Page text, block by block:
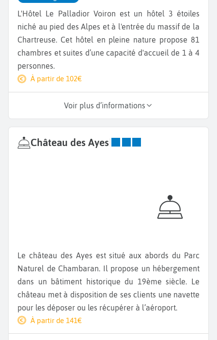
L'Hôtel Le Palladior Voiron est un hôtel 3 étoiles
niché au pied des Alpes et à l'entrée du massif de la
Chartreuse. Cet hôtel en pleine nature propose 81
chambres et suites d’une capacité d'accueil de 1 à 4
personnes.
À partir de 102€
Voir plus d’informations
Château des Ayes
Le château des Ayes est situé aux abords du Parc
Naturel de Chambaran. Il propose un hébergement
dans un bâtiment historique du 19ème siècle. Le
château met à disposition de ses clients une navette
pour les déposer ou les récupérer à l’aéroport.
À partir de 141€